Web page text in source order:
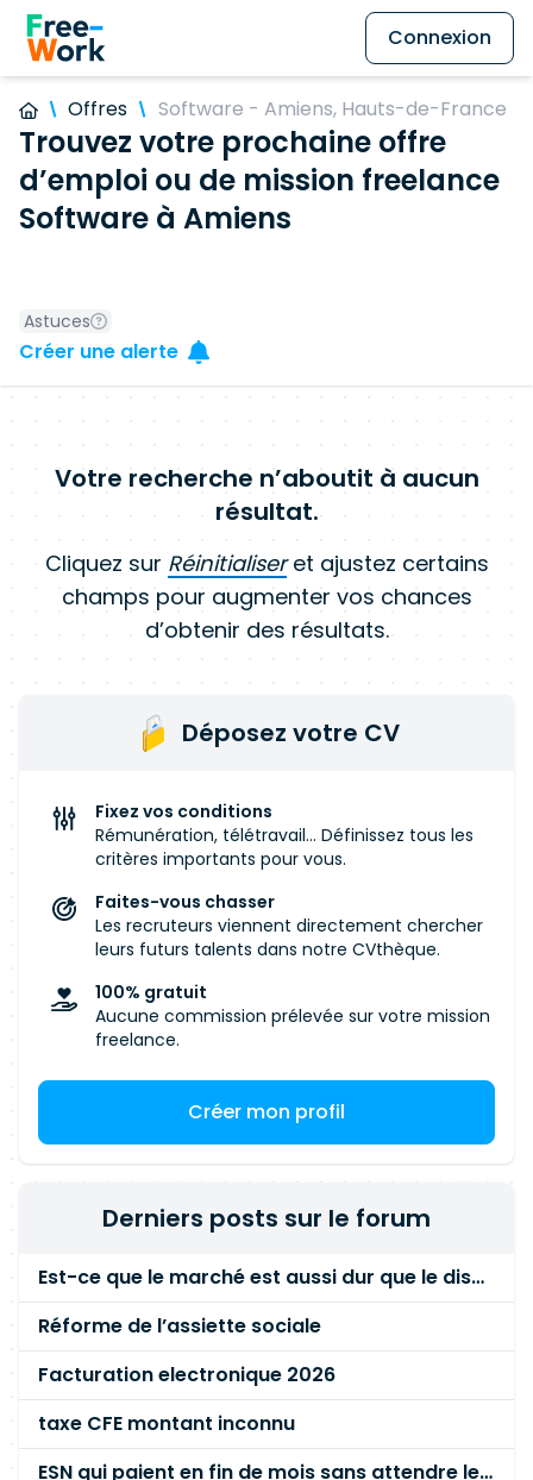
Connexion
Offres Software - Amiens, Hauts-de-France
Trouvez votre prochaine offre
d’emploi ou de mission freelance
Software à Amiens
Astuces
Créer une alerte
Votre recherche n’aboutit à aucun
résultat.
Cliquez sur Réinitialiseret ajustez certains
champs pour augmenter vos chances
d’obtenir des résultats.
Déposez votre CV
Fixez vos conditions
Rémunération, télétravail... Définissez tous les
critères importants pour vous.
Faites-vous chasser
Les recruteurs viennent directement chercher
leurs futurs talents dans notre CVthèque.
100% gratuit
Aucune commission prélevée sur votre mission
freelance.
Créer mon profil
Derniers posts sur le forum
Est-ce que le marché est aussi dur que le disent les commerciaux ?
Réforme de l’assiette sociale
Facturation electronique 2026
taxe CFE montant inconnu
ESN qui paient en fin de mois sans attendre le paiement client ?